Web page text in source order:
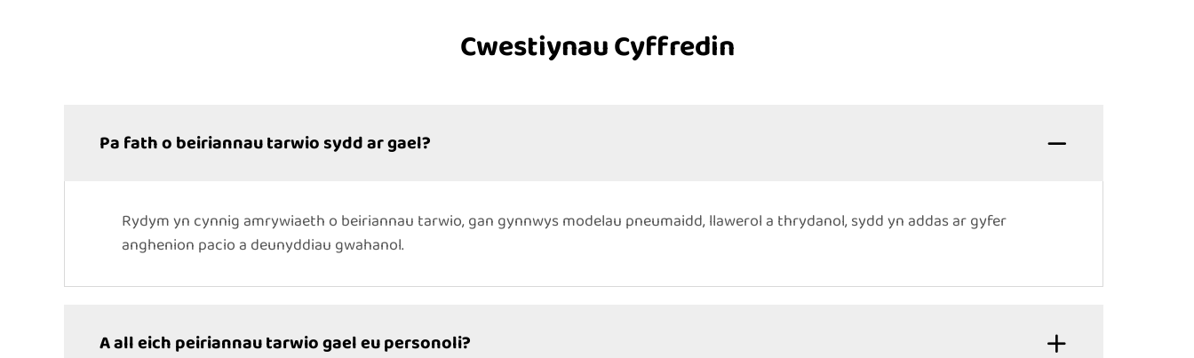
Cwestiynau Cyffredin
Pa fath o beiriannau tarwio sydd ar gael?
Rydym yn cynnig amrywiaeth o beiriannau tarwio, gan gynnwys modelau pneumaidd, llawerol a thrydanol, sydd yn addas ar gyfer
anghenion pacio a deunyddiau gwahanol.
A all eich peiriannau tarwio gael eu personoli?